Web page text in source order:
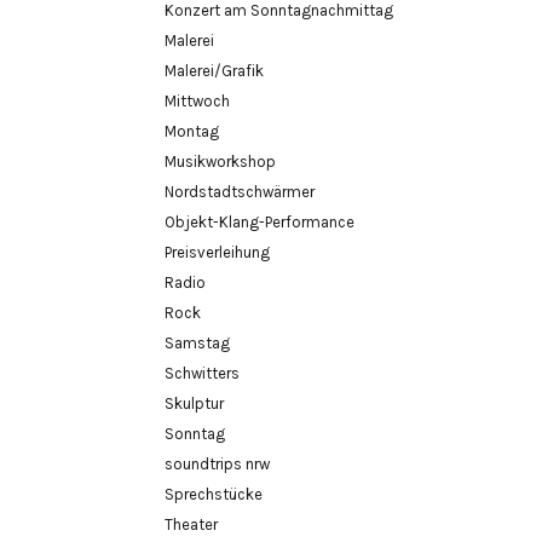
Konzert am Sonntagnachmittag
Malerei
Malerei/Grafik
Mittwoch
Montag
Musikworkshop
Nordstadtschwärmer
Objekt-Klang-Performance
Preisverleihung
Radio
Rock
Samstag
Schwitters
Skulptur
Sonntag
soundtrips nrw
Sprechstücke
Theater